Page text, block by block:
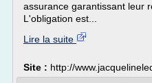
assurance garantissant leur
L'obligation est...
Lire la suite
Site : http://